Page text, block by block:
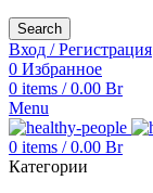
Search
Вход / Регистрация
0 Избранное
0 items / 0.00 Br
Menu
0 items / 0.00 Br
Категории